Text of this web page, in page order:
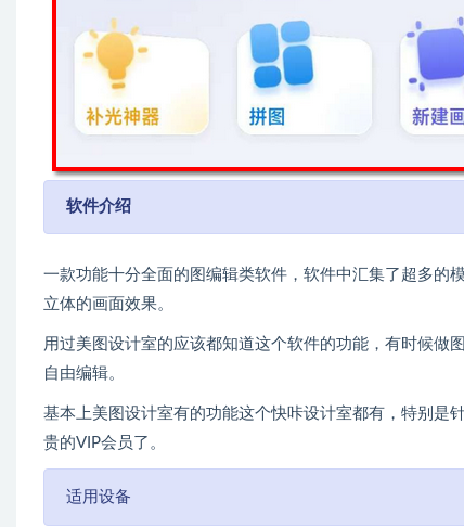
软件介绍
一款功能十分全面的图编辑类软件，软件中汇集了超多的
立体的画面效果。
用过美图设计室的应该都知道这个软件的功能，有时候做
自由编辑。
基本上美图设计室有的功能这个快咔设计室都有，特别是
贵的VIP会员了。
适用设备